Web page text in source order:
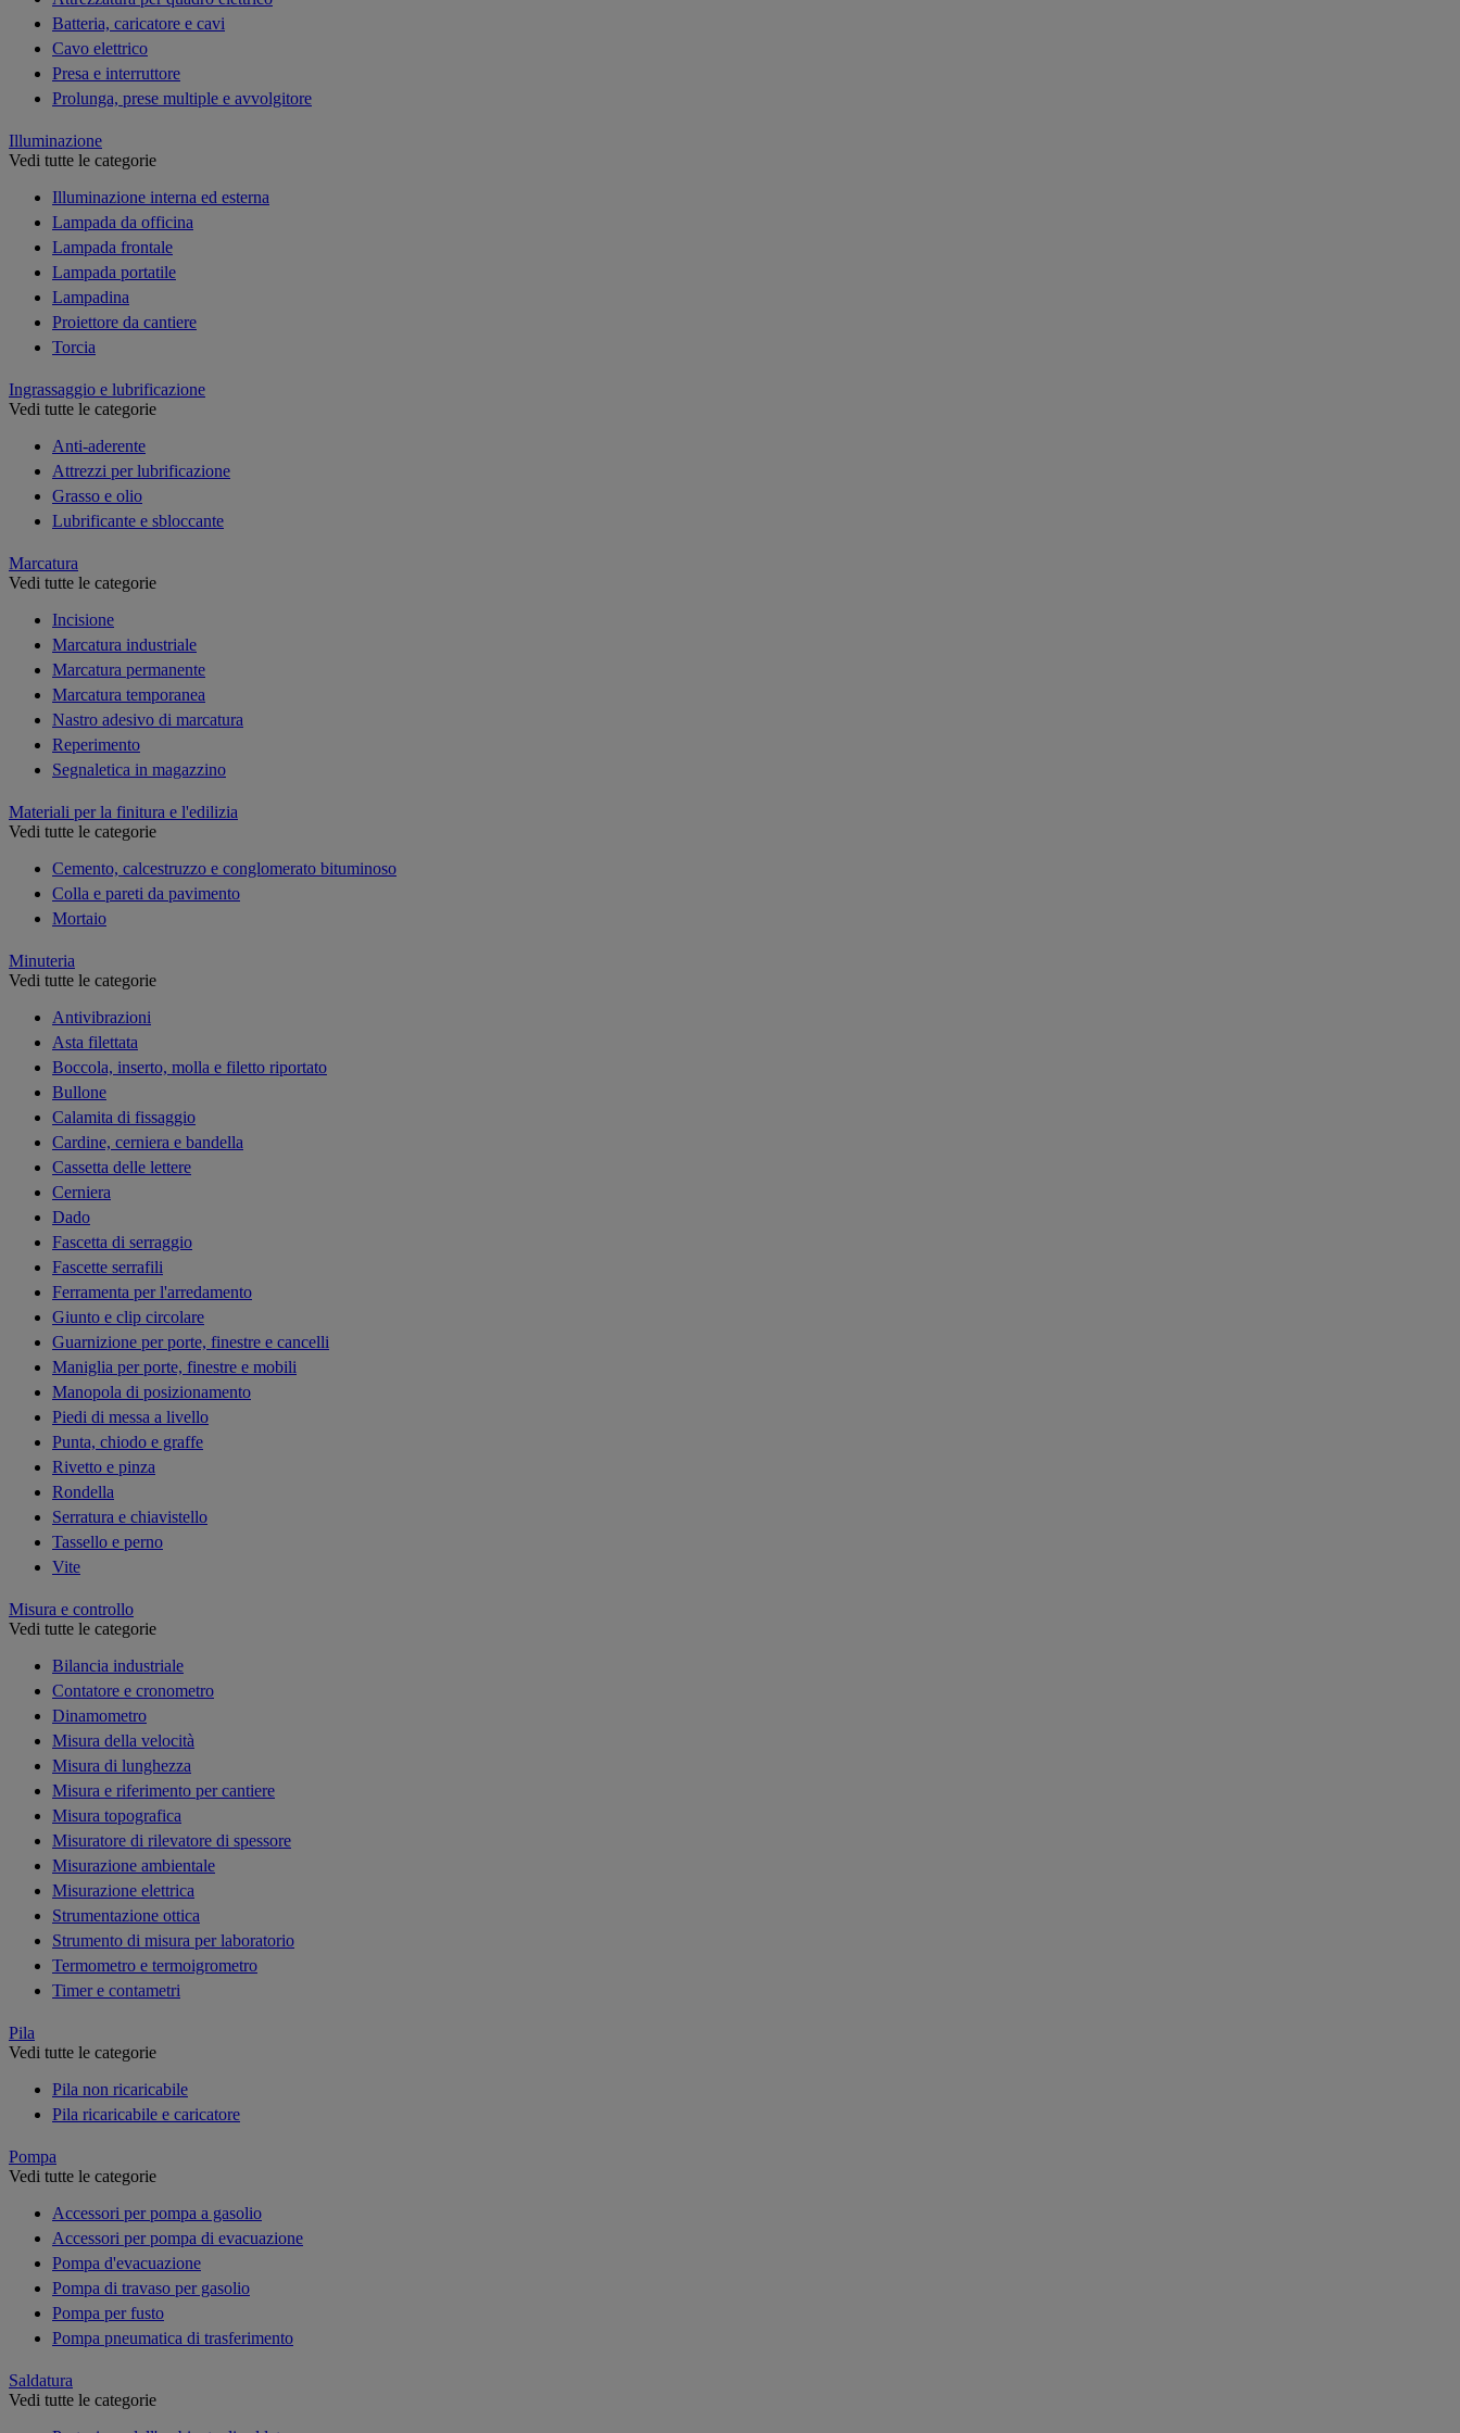
Batteria, caricatore e cavi
Cavo elettrico
Presa e interruttore
Prolunga, prese multiple e avvolgitore
Illuminazione
Vedi tutte le categorie
Illuminazione interna ed esterna
Lampada da officina
Lampada frontale
Lampada portatile
Lampadina
Proiettore da cantiere
Torcia
Ingrassaggio e lubrificazione
Vedi tutte le categorie
Anti-aderente
Attrezzi per lubrificazione
Grasso e olio
Lubrificante e sbloccante
Marcatura
Vedi tutte le categorie
Incisione
Marcatura industriale
Marcatura permanente
Marcatura temporanea
Nastro adesivo di marcatura
Reperimento
Segnaletica in magazzino
Materiali per la finitura e l'edilizia
Vedi tutte le categorie
Cemento, calcestruzzo e conglomerato bituminoso
Colla e pareti da pavimento
Mortaio
Minuteria
Vedi tutte le categorie
Antivibrazioni
Asta filettata
Boccola, inserto, molla e filetto riportato
Bullone
Calamita di fissaggio
Cardine, cerniera e bandella
Cassetta delle lettere
Cerniera
Dado
Fascetta di serraggio
Fascette serrafili
Ferramenta per l'arredamento
Giunto e clip circolare
Guarnizione per porte, finestre e cancelli
Maniglia per porte, finestre e mobili
Manopola di posizionamento
Piedi di messa a livello
Punta, chiodo e graffe
Rivetto e pinza
Rondella
Serratura e chiavistello
Tassello e perno
Vite
Misura e controllo
Vedi tutte le categorie
Bilancia industriale
Contatore e cronometro
Dinamometro
Misura della velocità
Misura di lunghezza
Misura e riferimento per cantiere
Misura topografica
Misuratore di rilevatore di spessore
Misurazione ambientale
Misurazione elettrica
Strumentazione ottica
Strumento di misura per laboratorio
Termometro e termoigrometro
Timer e contametri
Pila
Vedi tutte le categorie
Pila non ricaricabile
Pila ricaricabile e caricatore
Pompa
Vedi tutte le categorie
Accessori per pompa a gasolio
Accessori per pompa di evacuazione
Pompa d'evacuazione
Pompa di travaso per gasolio
Pompa per fusto
Pompa pneumatica di trasferimento
Saldatura
Vedi tutte le categorie